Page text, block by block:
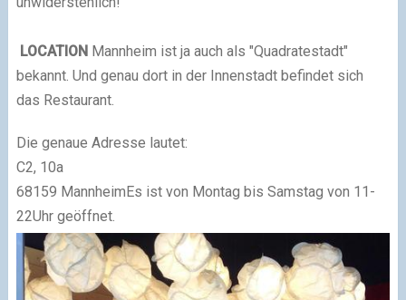
LOCATION Mannheim ist ja auch als "Quadratestadt"
bekannt. Und genau dort in der Innenstadt befindet sich
das Restaurant.
Die genaue Adresse lautet:
C2, 10a
68159 MannheimEs ist von Montag bis Samstag von 11-
22Uhr geöffnet.